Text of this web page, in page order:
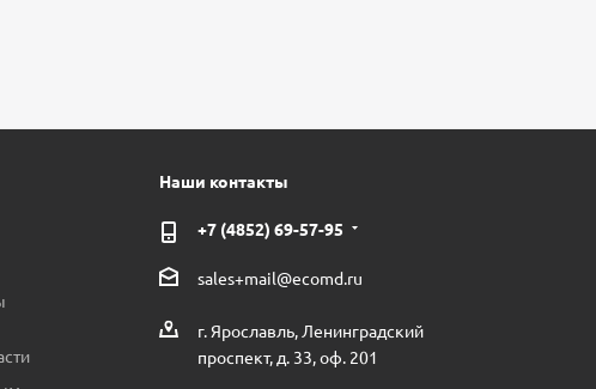
Наши контакты
+7 (4852) 69-57-95
sales+mail@ecomd.ru
г. Ярославль, Ленинградский
проспект, д. 33, оф. 201